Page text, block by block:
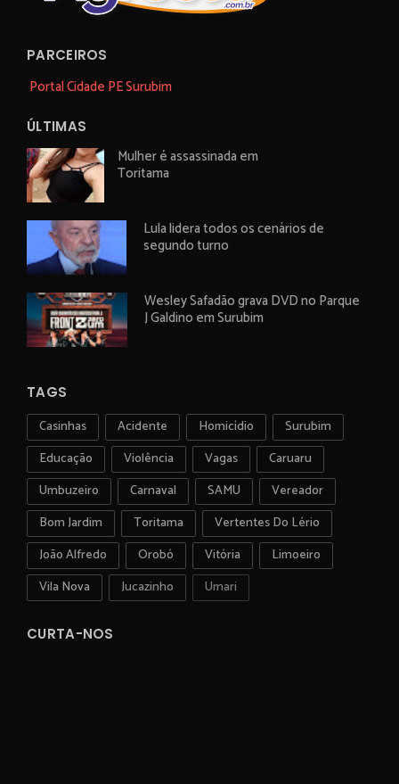
PARCEIROS
Portal Cidade PE Surubim
ÚLTIMAS
Mulher é assassinada em
Toritama
Lula lidera todos os cenários de
segundo turno
Wesley Safadão grava DVD no Parque
J Galdino em Surubim
TAGS
Casinhas Acidente Homicídio
Surubim
Educação
Violência Vagas
Caruaru
Umbuzeiro
Carnaval SAMU
Vereador
Bom Jardim
Toritama
Vertentes Do Lério
João Alfredo
Orobó Vitória
Limoeiro
Vila Nova
Jucazinho Umari
CURTA-NOS